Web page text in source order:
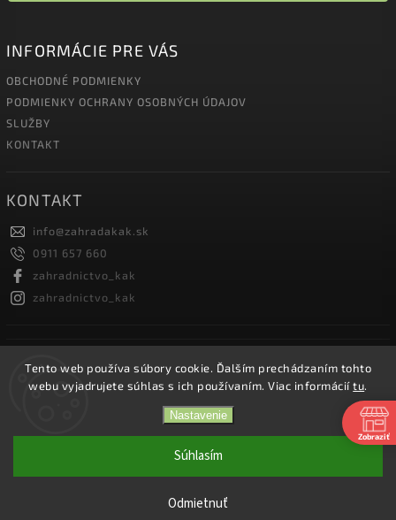
Tento web používa súbory cookie. Ďalším prechádzaním tohto
webu vyjadrujete súhlas s ich používaním. Viac informáciítu.
Nastavenie
Odmietnuť
Súhlasím
INFORMÁCIE PRE VÁS
OBCHODNÉ PODMIENKY
PODMIENKY OCHRANY OSOBNÝCH ÚDAJOV
SLUŽBY
KONTAKT
KONTAKT
info@zahradakak.sk
0911 657 660
zahradnictvo_kak
zahradnictvo_kak
FACEBOOK
. Všetky práva vyhradené.
Zobraziť